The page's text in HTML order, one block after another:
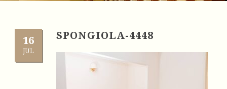
16
JUL
SPONGIOLA-4448